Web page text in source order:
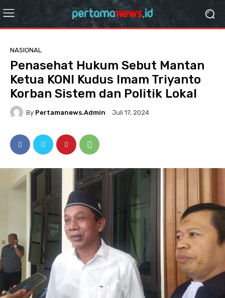
NASIONAL
Penasehat Hukum Sebut Mantan
Ketua KONI Kudus Imam Triyanto
Korban Sistem dan Politik Lokal
By Pertamanews.admin Juli 17, 2024